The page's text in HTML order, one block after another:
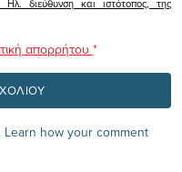
διεύθυνση και ιστότοπος, της
απορρήτου *
Learn how your comment